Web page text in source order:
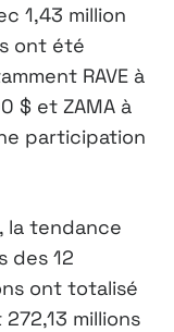
1,43 million
ont été
RAVE à
$ et ZAMA à
participation
la tendance
des 12
ont totalisé
millions